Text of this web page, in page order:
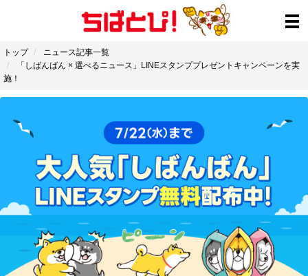
トップ
ニュース記事一覧
「しばんばん × 選べるニュース」LINEスタンププレゼントキャンペーンを実
施！